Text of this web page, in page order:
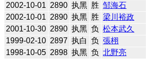
2002-10-01 2890 执黑 胜 邹海石
2002-10-01 2890 执黑 胜 梁川裕政
2001-10-30 2890 执黑 负 松本武久
1999-02-10 2897 执白 负 張栩
1998-10-05 2898 执黑 负 北野亮